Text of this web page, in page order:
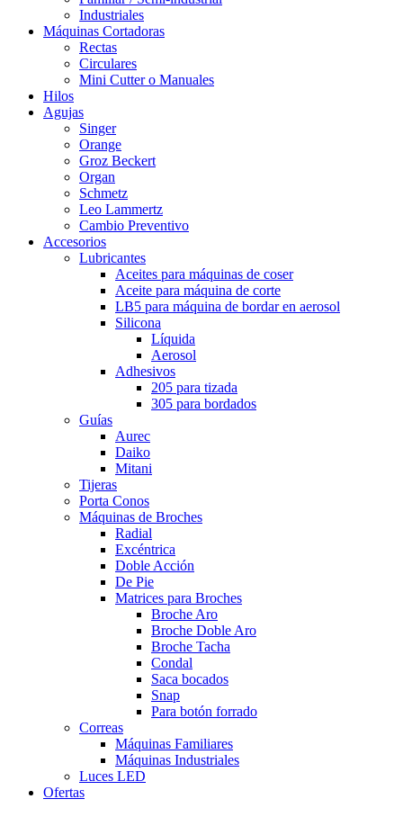
Industriales
Máquinas Cortadoras
Rectas
Circulares
Mini Cutter o Manuales
Hilos
Agujas
Singer
Orange
Groz Beckert
Organ
Schmetz
Leo Lammertz
Cambio Preventivo
Accesorios
Lubricantes
Aceites para máquinas de coser
Aceite para máquina de corte
LB5 para máquina de bordar en aerosol
Silicona
Líquida
Aerosol
Adhesivos
205 para tizada
305 para bordados
Guías
Aurec
Daiko
Mitani
Tijeras
Porta Conos
Máquinas de Broches
Radial
Excéntrica
Doble Acción
De Pie
Matrices para Broches
Broche Aro
Broche Doble Aro
Broche Tacha
Condal
Saca bocados
Snap
Para botón forrado
Correas
Máquinas Familiares
Máquinas Industriales
Luces LED
Ofertas